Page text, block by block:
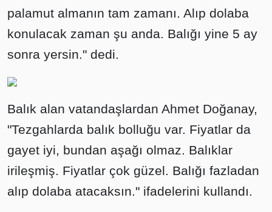
palamut almanın tam zamanı. Alıp dolaba
konulacak zaman şu anda. Balığı yine 5 ay
sonra yersin." dedi.
Balık alan vatandaşlardan Ahmet Doğanay,
"Tezgahlarda balık bolluğu var. Fiyatlar da
gayet iyi, bundan aşağı olmaz. Balıklar
irileşmiş. Fiyatlar çok güzel. Balığı fazladan
alıp dolaba atacaksın." ifadelerini kullandı.